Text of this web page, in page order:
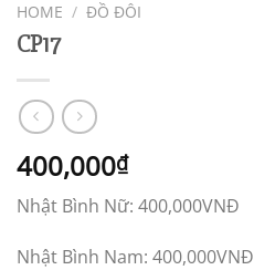
HOME / ĐỒ ĐÔI
CP17
400,000₫
Nhật Bình Nữ: 400,000VNĐ
Nhật Bình Nam: 400,000VNĐ